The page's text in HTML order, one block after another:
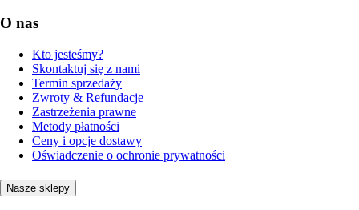
O nas
Kto jesteśmy?
Skontaktuj się z nami
Termin sprzedaży
Zwroty & Refundacje
Zastrzeżenia prawne
Metody płatności
Ceny i opcje dostawy
Oświadczenie o ochronie prywatności
Nasze sklepy